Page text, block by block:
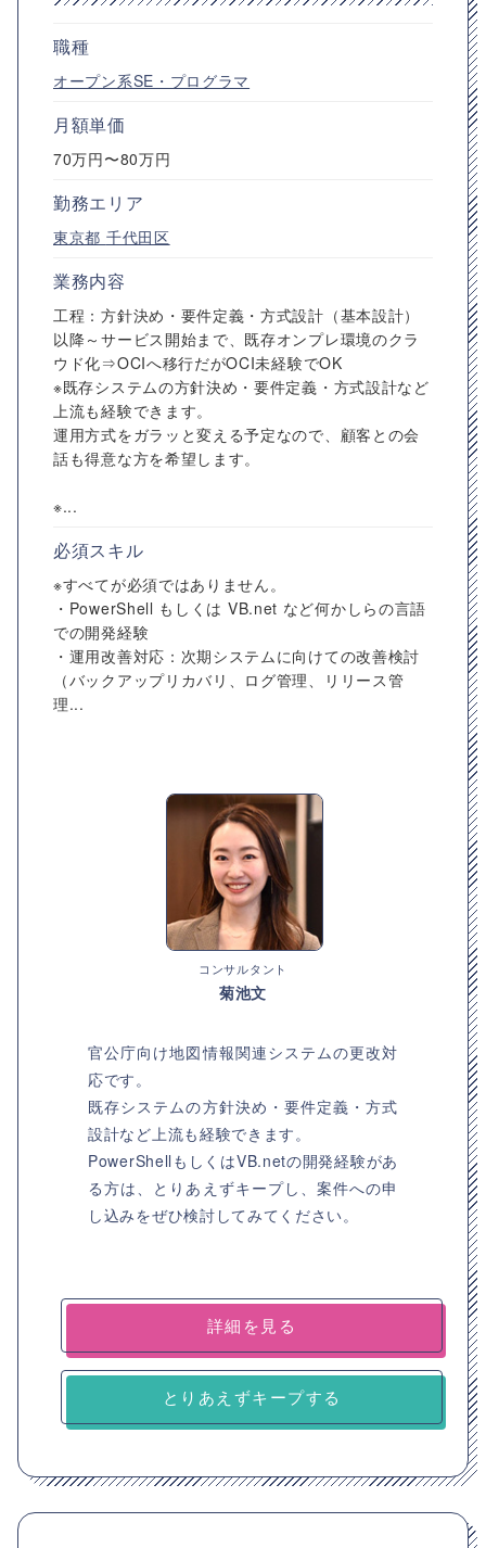
職種
オープン系SE・プログラマ
月額単価
70万円〜80万円
勤務エリア
東京都 千代田区
業務内容
工程：方針決め・要件定義・方式設計（基本設計）
以降～サービス開始まで、既存オンプレ環境のクラ
ウド化⇒OCIへ移行だがOCI未経験でOK
※既存システムの方針決め・要件定義・方式設計など
上流も経験できます。
運用方式をガラッと変える予定なので、顧客との会
話も得意な方を希望します。
※...
必須スキル
※すべてが必須ではありません。
・PowerShell もしくは VB.net など何かしらの言語
での開発経験
・運用改善対応：次期システムに向けての改善検討
（バックアップリカバリ、ログ管理、リリース管
理...
コンサルタント
菊池文
官公庁向け地図情報関連システムの更改対
応です。
既存システムの方針決め・要件定義・方式
設計など上流も経験できます。
PowerShellもしくはVB.netの開発経験があ
る方は、とりあえずキープし、案件への申
し込みをぜひ検討してみてください。
詳細を見る
とりあえずキープする